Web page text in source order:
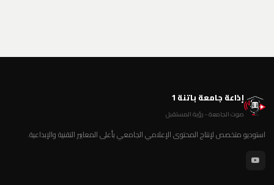
إذاعة جامعة باتنة 1
صوت الجامعة - رؤية المستقبل
استوديو متخصص لإنتاج المحتوى الإعلامي الجامعي بأعلى المعايير التقنية والإبداعية.